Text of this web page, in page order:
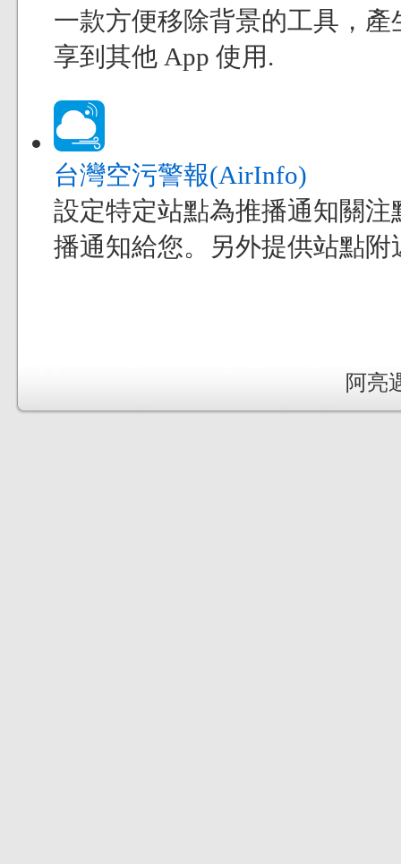
一款方便移除背景的工具，
享到其他 App 使用.
台灣空污警報(AirInfo)
設定特定站點為推播通知關
播通知給您。另外提供站點
阿亮